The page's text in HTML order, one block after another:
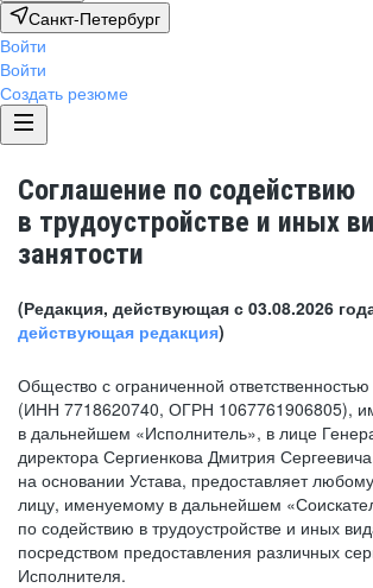
Санкт-Петербург
Войти
Войти
Создать резюме
Соглашение по содействию
в трудоустройстве и иных
занятости
(Редакция, действующая с 03.08.2026
действующая редакция)
Общество с ограниченной
(ИНН 7718620740, ОГРН 1067761906805),
в дальнейшем «Исполнитель», в лице
директора Сергиенкова Дмитрия
на основании Устава, предоставляет
лицу, именуемому в дальнейшем
по содействию в трудоустройстве и иных
посредством предоставления различных
Исполнителя.